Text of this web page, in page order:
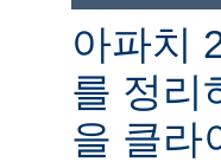
아파치
를 정리
을 클라